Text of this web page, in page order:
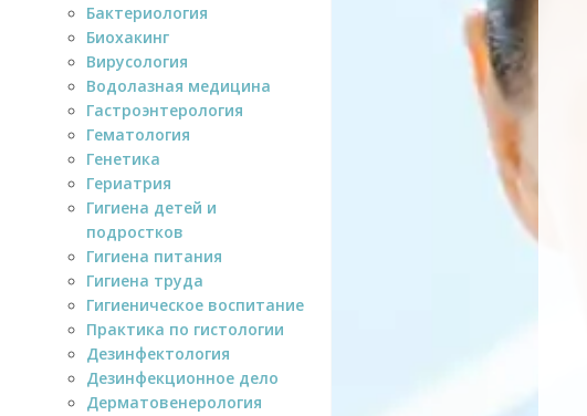
Бактериология
Биохакинг
Вирусология
Водолазная медицина
Гастроэнтерология
Гематология
Генетика
Гериатрия
Гигиена детей и
подростков
Гигиена питания
Гигиена труда
Гигиеническое воспитание
Практика по гистологии
Дезинфектология
Дезинфекционное дело
Дерматовенерология